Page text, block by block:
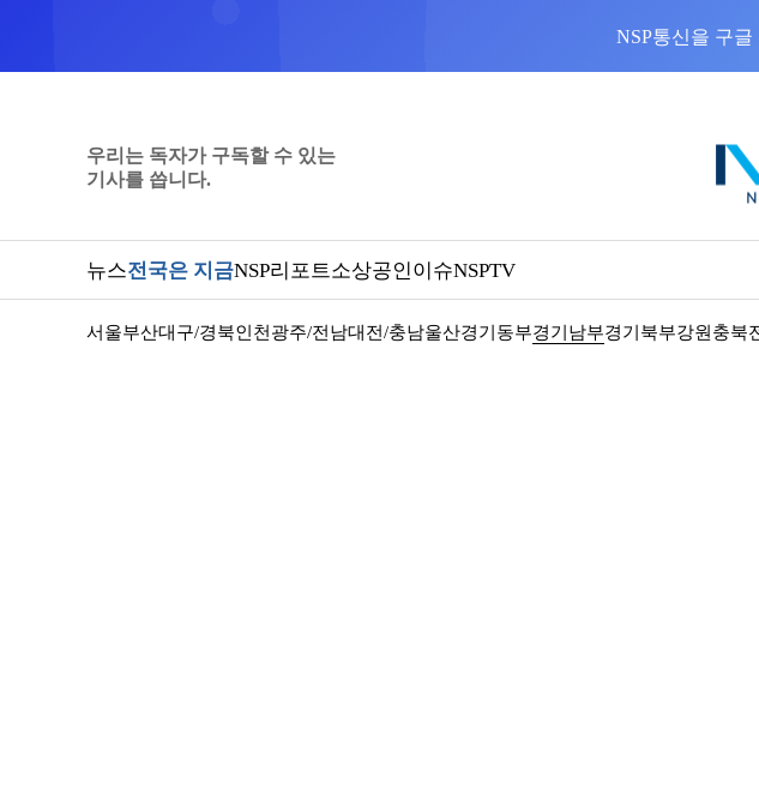
NSP통신을 구
우리는 독자가 구독할 수 있는
기사를 씁니다.
뉴스전국은 지금NSP리포트소상공인이슈NSPTV
서울부산대구/경북인천 광주/전남대전/충남울산경기동부경기남부경기북부강원 충북